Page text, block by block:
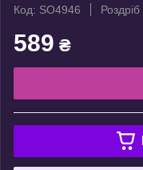
Код: SO4946
Роздріб
589 ₴